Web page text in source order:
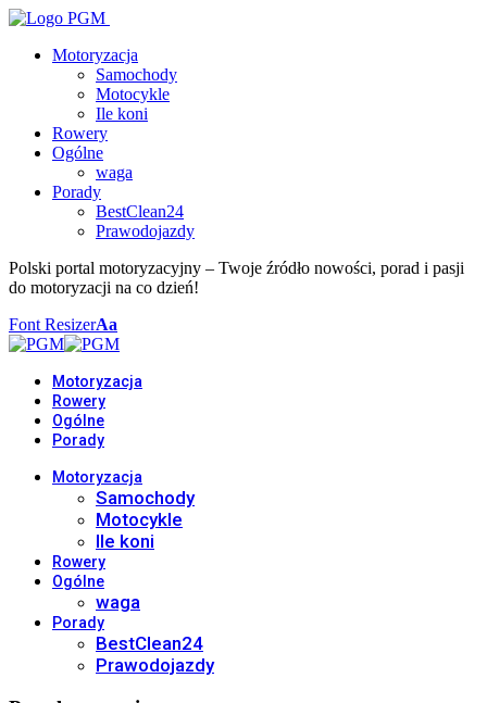
Motoryzacja
Samochody
Motocykle
Ile koni
Rowery
Ogólne
waga
Porady
BestClean24
Prawodojazdy
Polski portal motoryzacyjny – Twoje źródło nowości, porad i pasji
do motoryzacji na co dzień!
Font ResizerAa
Motoryzacja
Rowery
Ogólne
Porady
Motoryzacja
Samochody
Motocykle
Ile koni
Rowery
Ogólne
waga
Porady
BestClean24
Prawodojazdy